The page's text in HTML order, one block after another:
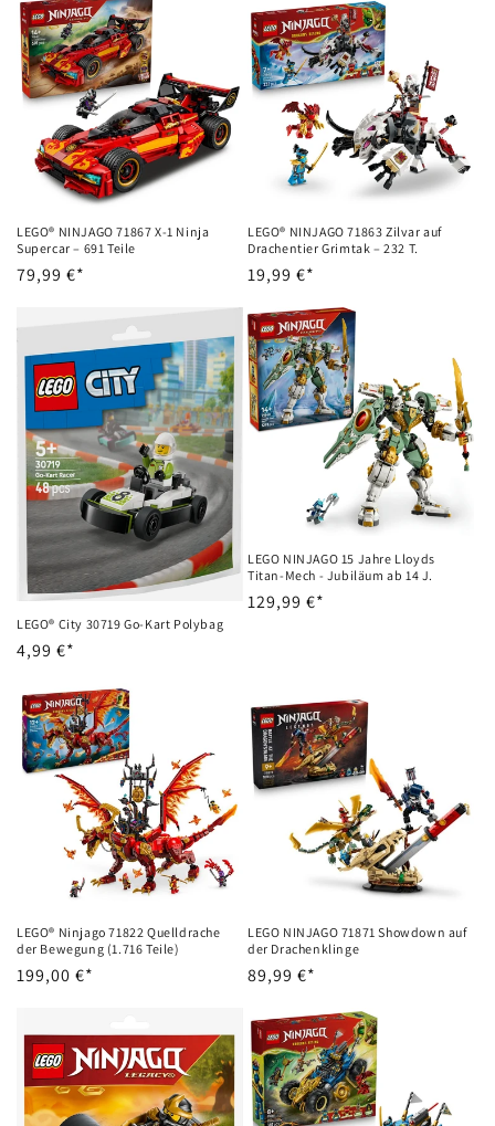
LEGO® NINJAGO 71867 X-1 Ninja
Supercar – 691 Teile
Normalpris
79,99 €*
LEGO® NINJAGO 71863 Zilvar auf
Drachentier Grimtak – 232 T.
Normalpris
19,99 €*
LEGO® City 30719 Go-Kart Polybag
Normalpris
4,99 €*
LEGO NINJAGO 15 Jahre Lloyds
Titan-Mech - Jubiläum ab 14 J.
Normalpris
129,99 €*
LEGO® Ninjago 71822 Quelldrache
der Bewegung (1.716 Teile)
Normalpris
199,00 €*
LEGO NINJAGO 71871 Showdown auf
der Drachenklinge
Normalpris
89,99 €*